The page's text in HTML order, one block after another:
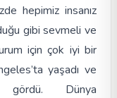
hepimiz insanız
gibi sevmeli ve
için çok iyi bir
yaşadı ve
gördü. Dünya